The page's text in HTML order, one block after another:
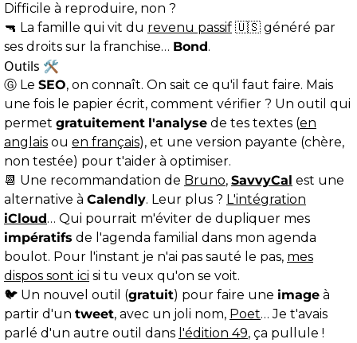
Difficile à reproduire, non ?
🔫 La famille qui vit du revenu passif 🇺🇸 généré par
ses droits sur la franchise… Bond.
Outils 🛠
Ⓖ Le SEO, on connaît. On sait ce qu'il faut faire. Mais
une fois le papier écrit, comment vérifier ? Un outil qui
permet gratuitement l'analyse de tes textes (en
anglais ou en français), et une version payante (chère,
non testée) pour t'aider à optimiser.
📆 Une recommandation de Bruno, SavvyCal est une
alternative à Calendly. Leur plus ? L'intégration
iCloud… Qui pourrait m'éviter de dupliquer mes
impératifs de l'agenda familial dans mon agenda
boulot. Pour l'instant je n'ai pas sauté le pas, mes
dispos sont ici si tu veux qu'on se voit.
🐦 Un nouvel outil (gratuit) pour faire une image à
partir d'un tweet, avec un joli nom, Poet… Je t'avais
parlé d'un autre outil dans l'édition 49, ça pullule !